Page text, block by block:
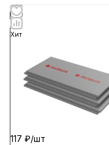
Хит
117 ₽/шт